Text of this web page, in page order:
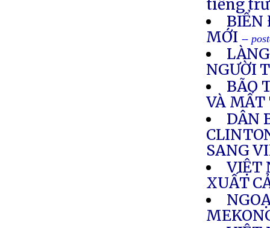
tiếng
BIỂN
MỚI --
NGƯỜI
BÃO
VÀ
DÂN
SANG
VIỆT
XUẤT